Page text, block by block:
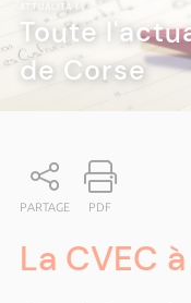
ATTUALITÀ|
Toute
de Corse
PARTAGE PDF
La CVEC